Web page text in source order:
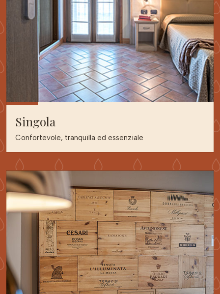
Singola
Confortevole, tranquilla ed essenziale